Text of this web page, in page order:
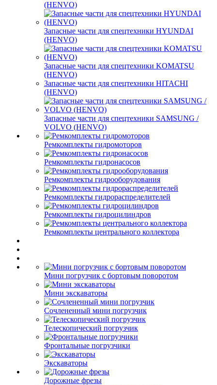
(HENVO)
Запасные части для спецтехники HYUNDAI
(HENVO)
Запасные части для спецтехники KOMATSU
(HENVO)
Запасные части для спецтехники HITACHI
(HENVO)
Запасные части для спецтехники SAMSUNG /
VOLVO (HENVO)
Ремкомплекты гидромоторов
Ремкомплекты гидронасосов
Ремкомплекты гидрооборудования
Ремкомплекты гидрораспределителей
Ремкомплекты гидроцилиндров
Ремкомплекты центрального коллектора
Мини погрузчик с бортовым поворотом
Мини экскаваторы
Сочлененный мини погрузчик
Телескопический погрузчик
Фронтальные погрузчики
Экскаваторы
Дорожные фрезы